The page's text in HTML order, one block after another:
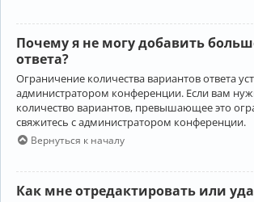
Почему я не могу добавить
ответа?
Ограничение количества вариантов ответа
администратором конференции. Если вам
количество вариантов, превышающее это
свяжитесь с администратором конференции.
Вернуться к началу
Как мне отредактировать или